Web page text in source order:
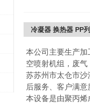
冷凝器 换热器 PP
本公司主要生产
空喷射机组，废
苏苏州市太仓市
后服务、客户满
本设备是由聚丙